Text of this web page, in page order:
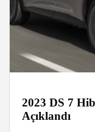
2023 DS 7
Açıklandı